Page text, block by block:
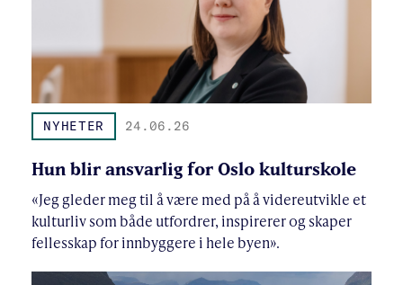
NYHETER 24.06.26
Hun blir ansvarlig for Oslo kulturskole
«Jeg gleder meg til å være med på å videreutvikle et
kulturliv som både utfordrer, inspirerer og skaper
fellesskap for innbyggere i hele byen».